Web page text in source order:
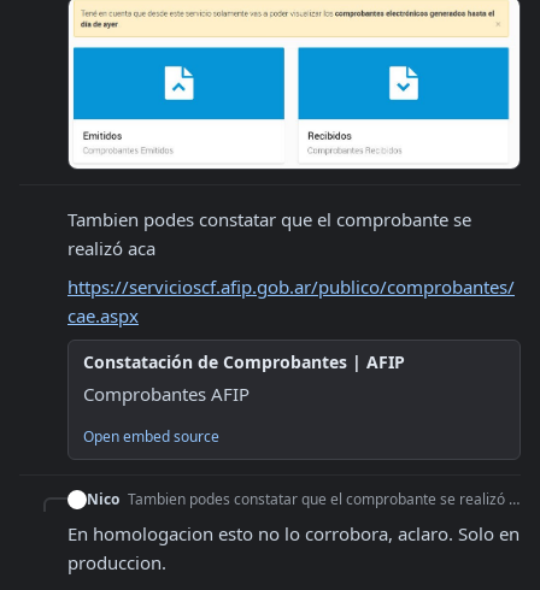
Tambien podes constatar que el comprobante se
realizó aca
https://servicioscf.afip.gob.ar/publico/comprobantes/
cae.aspx
Constatación de Comprobantes | AFIP
Comprobantes AFIP
Open embed source
Nico Tambien podes constatar que el comprobante se realizó aca https://servicioscf.afip.gob.ar/publico/comprobantes/cae.aspx
En homologacion esto no lo corrobora, aclaro. Solo en
produccion.